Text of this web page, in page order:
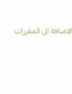
الى المقررات